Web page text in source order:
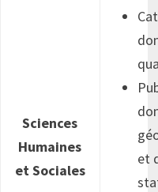
Sciences
Humaines
et Sociales
et